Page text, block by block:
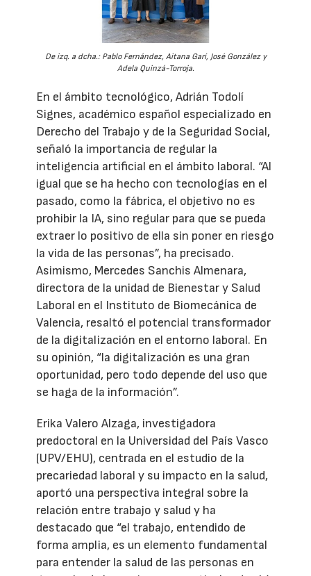
De izq. a dcha.: Pablo Fernández, Aitana Garí, José González y
Adela Quinzá-Torroja.
En el ámbito tecnológico, Adrián Todolí
Signes, académico español especializado en
Derecho del Trabajo y de la Seguridad Social,
señaló la importancia de regular la
inteligencia artificial en el ámbito laboral. “Al
igual que se ha hecho con tecnologías en el
pasado, como la fábrica, el objetivo no es
prohibir la IA, sino regular para que se pueda
extraer lo positivo de ella sin poner en riesgo
la vida de las personas”, ha precisado.
Asimismo, Mercedes Sanchis Almenara,
directora de la unidad de Bienestar y Salud
Laboral en el Instituto de Biomecánica de
Valencia, resaltó el potencial transformador
de la digitalización en el entorno laboral. En
su opinión, “la digitalización es una gran
oportunidad, pero todo depende del uso que
se haga de la información”.
Erika Valero Alzaga, investigadora
predoctoral en la Universidad del País Vasco
(UPV/EHU), centrada en el estudio de la
precariedad laboral y su impacto en la salud,
aportó una perspectiva integral sobre la
relación entre trabajo y salud y ha
destacado que “el trabajo, entendido de
forma amplia, es un elemento fundamental
para entender la salud de las personas en